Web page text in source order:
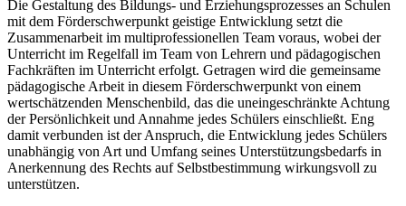
Die Gestaltung des Bildungs- und Erziehungsprozesses an Schulen
mit dem Förderschwerpunkt geistige Entwicklung setzt die
Zusammenarbeit im multiprofessionellen Team voraus, wobei der
Unterricht im Regelfall im Team von Lehrern und pädagogischen
Fachkräften im Unterricht erfolgt. Getragen wird die gemeinsame
pädagogische Arbeit in diesem Förderschwerpunkt von einem
wertschätzenden Menschenbild, das die uneingeschränkte Achtung
der Persönlichkeit und Annahme jedes Schülers einschließt. Eng
damit verbunden ist der Anspruch, die Entwicklung jedes Schülers
unabhängig von Art und Umfang seines Unterstützungsbedarfs in
Anerkennung des Rechts auf Selbstbestimmung wirkungsvoll zu
unterstützen.